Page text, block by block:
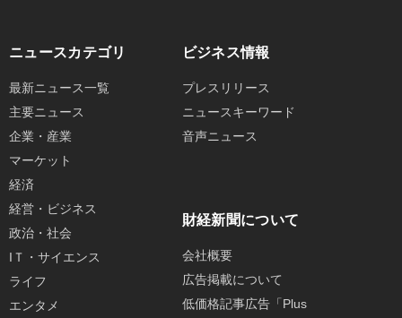
ニュースカテゴリ
最新ニュース一覧
主要ニュース
企業・産業
マーケット
経済
経営・ビジネス
政治・社会
IＴ・サイエンス
ライフ
エンタメ
ビジネス情報
プレスリリース
ニュースキーワード
音声ニュース
財経新聞について
会社概要
広告掲載について
低価格記事広告「Plus